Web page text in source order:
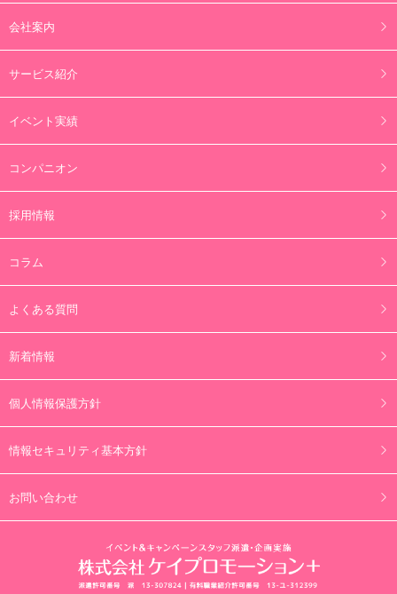
会社案内
サービス紹介
イベント実績
コンパニオン
採用情報
コラム
よくある質問
新着情報
個人情報保護方針
情報セキュリティ基本方針
お問い合わせ